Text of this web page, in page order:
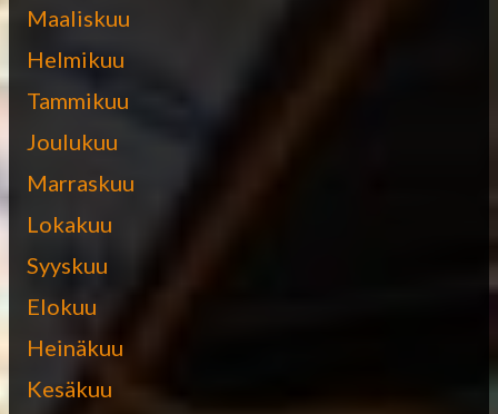
Maaliskuu
Helmikuu
Tammikuu
Joulukuu
Marraskuu
Lokakuu
Syyskuu
Elokuu
Heinäkuu
Kesäkuu